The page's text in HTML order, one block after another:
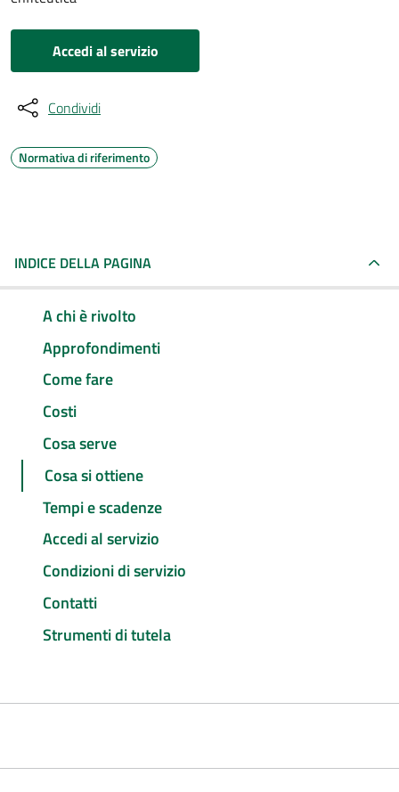
Accedi al servizio
Condividi
Normativa di riferimento
INDICE DELLA PAGINA
A chi è rivolto
Approfondimenti
Come fare
Costi
Cosa serve
Cosa si ottiene
Tempi e scadenze
Accedi al servizio
Condizioni di servizio
Contatti
Strumenti di tutela